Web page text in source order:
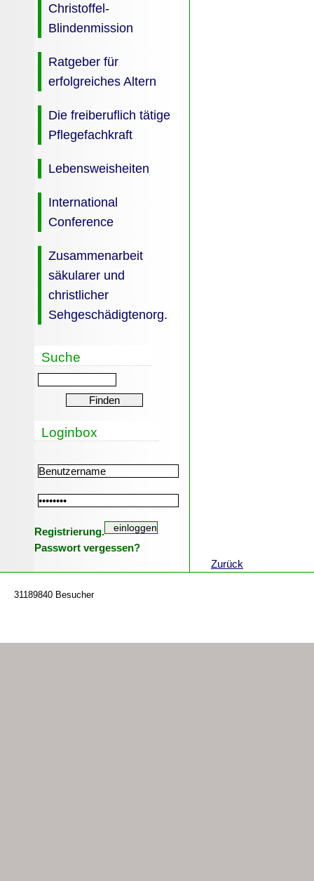
Christoffel-
Blindenmission
Ratgeber für
erfolgreiches Altern
Die freiberuflich tätige
Pflegefachkraft
Lebensweisheiten
International
Conference
Zusammenarbeit
säkularer und
christlicher
Sehgeschädigtenorg.
Suche
Loginbox
Registrierung.
Passwort vergessen?
Zurück
31189840 Besucher